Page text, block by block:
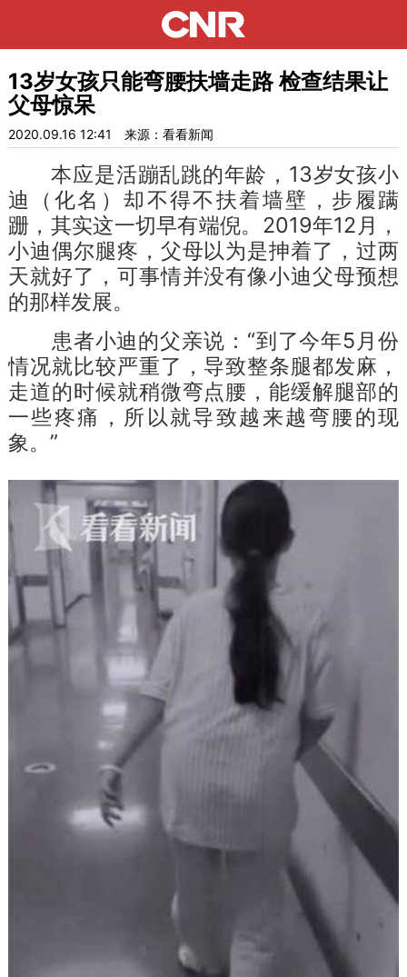
13岁女孩只能弯腰扶墙走路 检查结果让
父母惊呆
2020.09.16 12:41 来源：看看新闻
本应是活蹦乱跳的年龄，13岁女孩小
迪（化名）却不得不扶着墙壁，步履蹒
跚，其实这一切早有端倪。2019年12月，
小迪偶尔腿疼，父母以为是抻着了，过两
天就好了，可事情并没有像小迪父母预想
的那样发展。
患者小迪的父亲说：“到了今年5月份
情况就比较严重了，导致整条腿都发麻，
走道的时候就稍微弯点腰，能缓解腿部的
一些疼痛，所以就导致越来越弯腰的现
象。”